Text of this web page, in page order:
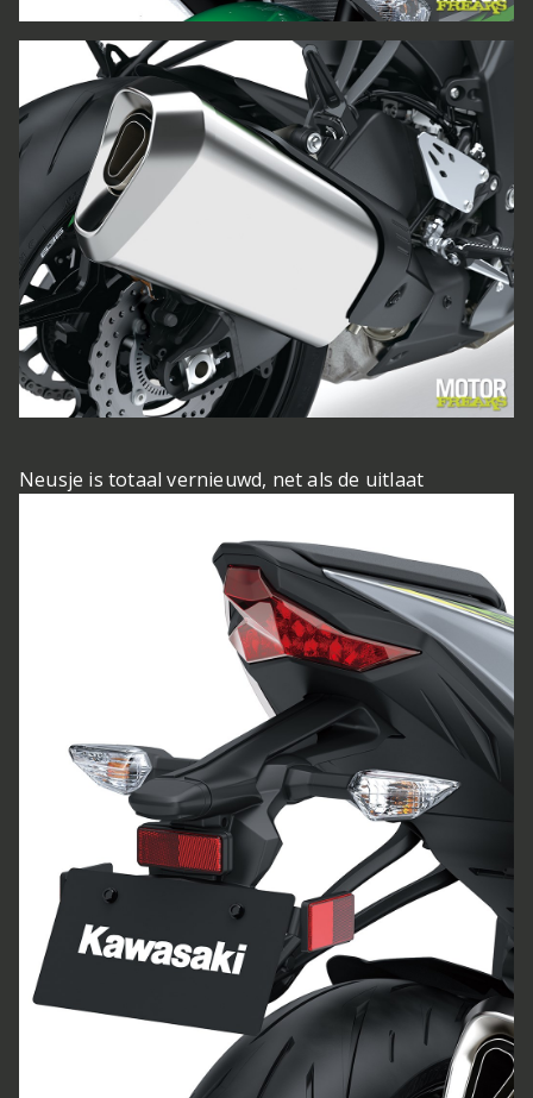
Neusje is totaal vernieuwd, net als de uitlaat